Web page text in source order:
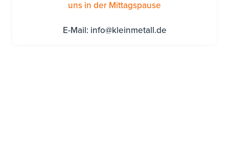
uns in der Mittagspause
E-Mail: info@kleinmetall.de